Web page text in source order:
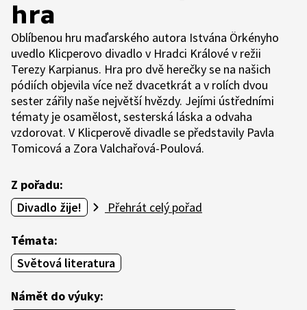
hra
Oblíbenou hru maďarského autora Istvána Örkényho
uvedlo Klicperovo divadlo v Hradci Králové v režii
Terezy Karpianus. Hra pro dvě herečky se na našich
pódiích objevila více než dvacetkrát a v rolích dvou
sester zářily naše největší hvězdy. Jejími ústředními
tématy je osamělost, sesterská láska a odvaha
vzdorovat. V Klicperově divadle se představily Pavla
Tomicová a Zora Valchařová-Poulová.
Z pořadu:
Divadlo žije!
Přehrát celý pořad
Témata:
Světová literatura
Námět do výuky: